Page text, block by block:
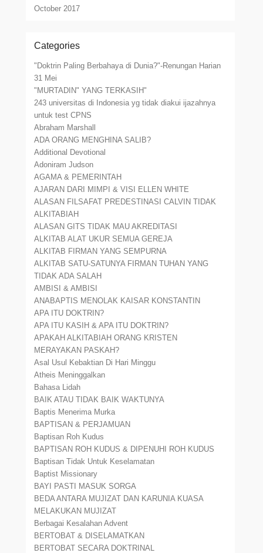
October 2017
Categories
"Doktrin Paling Berbahaya di Dunia?"-Renungan Harian
31 Mei
"MURTADIN" YANG TERKASIH"
243 universitas di Indonesia yg tidak diakui ijazahnya
untuk test CPNS
Abraham Marshall
ADA ORANG MENGHINA SALIB?
Additional Devotional
Adoniram Judson
AGAMA & PEMERINTAH
AJARAN DARI MIMPI & VISI ELLEN WHITE
ALASAN FILSAFAT PREDESTINASI CALVIN TIDAK
ALKITABIAH
ALASAN GITS TIDAK MAU AKREDITASI
ALKITAB ALAT UKUR SEMUA GEREJA
ALKITAB FIRMAN YANG SEMPURNA
ALKITAB SATU-SATUNYA FIRMAN TUHAN YANG
TIDAK ADA SALAH
AMBISI & AMBISI
ANABAPTIS MENOLAK KAISAR KONSTANTIN
APA ITU DOKTRIN?
APA ITU KASIH & APA ITU DOKTRIN?
APAKAH ALKITABIAH ORANG KRISTEN
MERAYAKAN PASKAH?
Asal Usul Kebaktian Di Hari Minggu
Atheis Meninggalkan
Bahasa Lidah
BAIK ATAU TIDAK BAIK WAKTUNYA
Baptis Menerima Murka
BAPTISAN & PERJAMUAN
Baptisan Roh Kudus
BAPTISAN ROH KUDUS & DIPENUHI ROH KUDUS
Baptisan Tidak Untuk Keselamatan
Baptist Missionary
BAYI PASTI MASUK SORGA
BEDA ANTARA MUJIZAT DAN KARUNIA KUASA
MELAKUKAN MUJIZAT
Berbagai Kesalahan Advent
BERTOBAT & DISELAMATKAN
BERTOBAT SECARA DOKTRINAL